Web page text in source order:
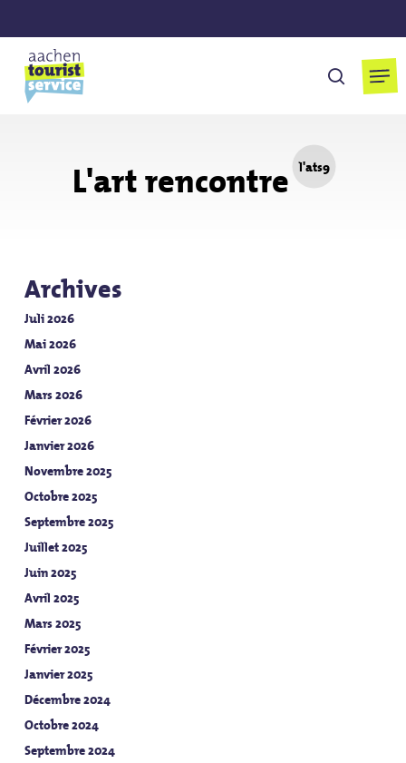
to
main
content
L'art rencontre l'ats9
Archives
Juli 2026
Mai 2026
Avril 2026
Mars 2026
Février 2026
Janvier 2026
Novembre 2025
Octobre 2025
Septembre 2025
Juillet 2025
Juin 2025
Avril 2025
Mars 2025
Février 2025
Janvier 2025
Décembre 2024
Octobre 2024
Septembre 2024